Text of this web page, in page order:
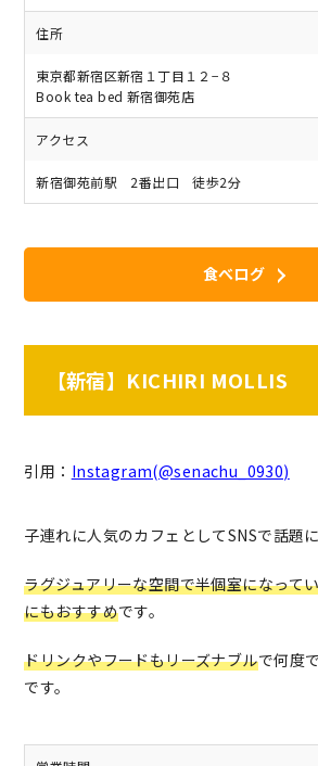
住所
東京都新宿区新宿１丁目１２−８
Book tea bed 新宿御苑店
アクセス
新宿御苑前駅 2番出口 徒歩2分
食べログ
【新宿】KICHIRI MOLLIS
引用： Instagram(@senachu_0930)
子連れに人気のカフェとしてSNSで話題に
ラグジュアリーな空間で半個室になって
にもおすすめです。
ドリンクやフードもリーズナブルで何度
です。